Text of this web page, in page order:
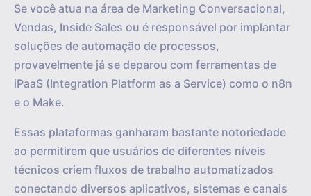
Se você atua na área de Marketing Conversacional,
Vendas, Inside Sales ou é responsável por implantar
soluções de automação de processos,
provavelmente já se deparou com ferramentas de
iPaaS (Integration Platform as a Service) como o n8n
e o Make.
Essas plataformas ganharam bastante notoriedade
ao permitirem que usuários de diferentes níveis
técnicos criem fluxos de trabalho automatizados
conectando diversos aplicativos, sistemas e canais